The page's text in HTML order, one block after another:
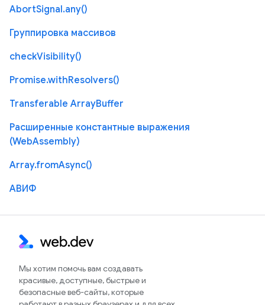
AbortSignal.any()
Группировка массивов
checkVisibility()
Promise.withResolvers()
Transferable ArrayBuffer
Расширенные константные выражения
(WebAssembly)
Array.fromAsync()
АВИФ
Мы хотим помочь вам создавать
красивые, доступные, быстрые и
безопасные веб-сайты, которые